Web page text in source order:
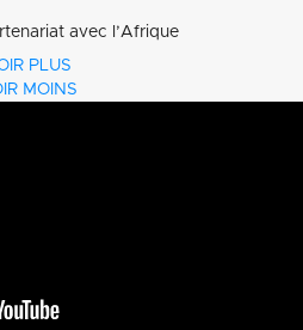
avec l’Afrique
PLUS
MOINS